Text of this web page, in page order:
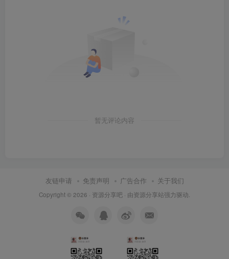
暂无评论内容
友链申请 免责声明 广告合作 关于我们
Copyright © 2026 · 资源分享吧 · 由资源分享站强力驱动.